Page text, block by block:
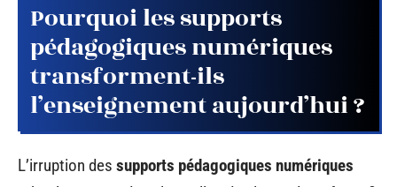
Pourquoi les supports
pédagogiques numériques
transforment-ils
l’enseignement aujourd’hui ?
L’irruption des supports pédagogiques numériques